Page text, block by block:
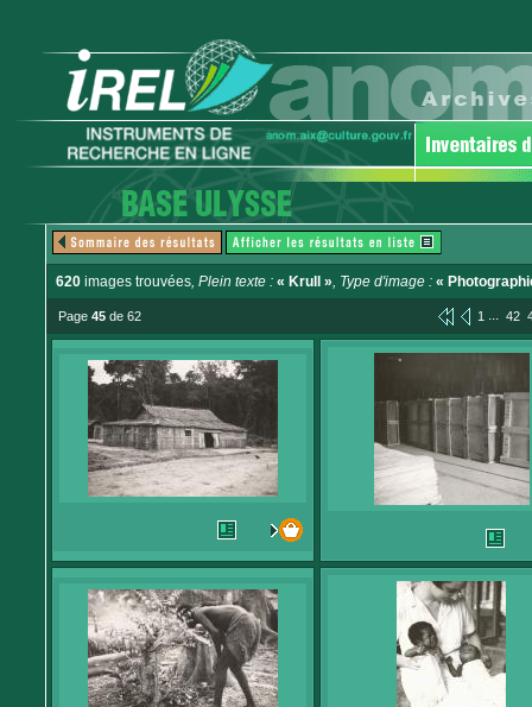
620 images trouvées, Plein texte : « Krull », Type d'image : «
Page 45 de 62 1 ... 42